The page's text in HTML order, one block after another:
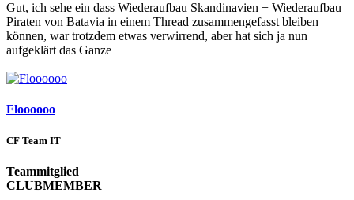
Gut, ich sehe ein dass Wiederaufbau Skandinavien + Wiederaufbau
Piraten von Batavia in einem Thread zusammengefasst bleiben
können, war trotzdem etwas verwirrend, aber hat sich ja nun
aufgeklärt das Ganze
Floooooo
CF Team IT
Teammitglied
CLUBMEMBER